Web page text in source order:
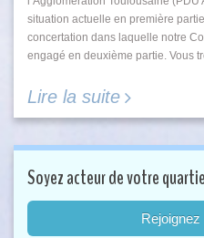
situation actuelle en première
concertation dans laquelle notre
engagé en deuxième partie. Vous
Lire la suite
Soyez acteur de votre